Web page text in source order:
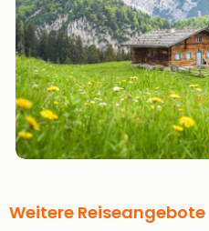
Weitere Reiseangebote